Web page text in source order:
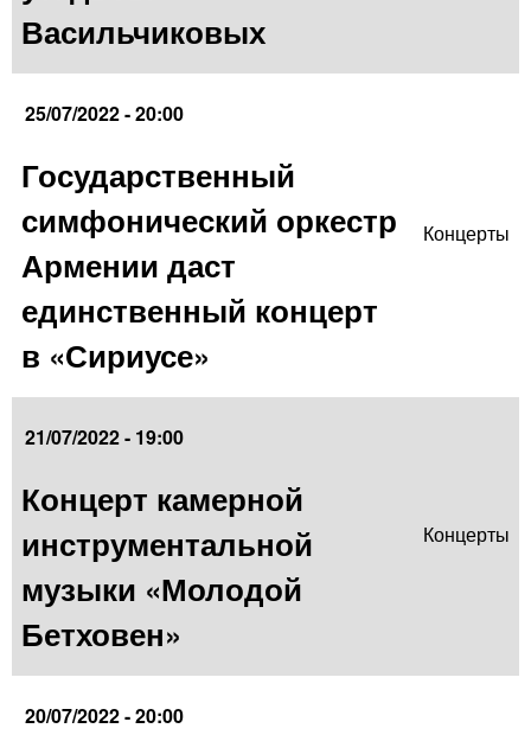
Васильчиковых
25/07/2022 - 20:00
Государственный
симфонический оркестр
Армении даст
единственный концерт
в «Сириусе»
Концерты
21/07/2022 - 19:00
Концерт камерной
инструментальной
музыки «Молодой
Бетховен»
Концерты
20/07/2022 - 20:00